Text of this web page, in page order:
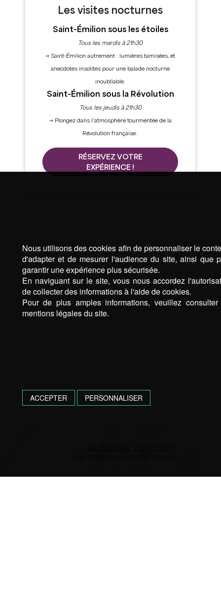
Nous utilisons des cookies afin de personnaliser le
d'adapter et de mesurer l'audience du site, ainsi que
garantir une expérience plus sécurisée.
En naviguant sur le site, vous nous accordez
de collecter des informations à l'aide de cookies.
Pour de plus amples informations, veuillez
mentions légales du site.
ACCEPTER PERSONNALISER